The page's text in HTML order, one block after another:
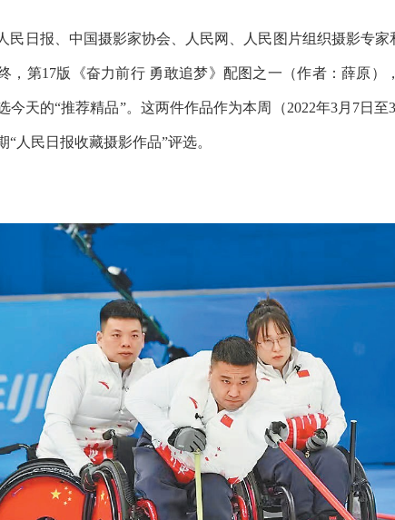
民日报、中国摄影家协会、人民网、人民图片组织摄影专
， 第17版 《奋力前行 勇敢追梦》配图之一 （作者：薛原）
今天的“推荐精品”。这两件作品作为本周（2022年3月7日
“人民日报收藏摄影作品”评选。